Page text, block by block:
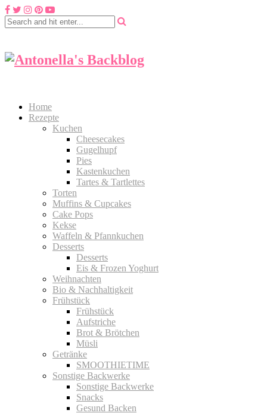
Home
Rezepte
Kuchen
Cheesecakes
Gugelhupf
Pies
Kastenkuchen
Tartes & Tartlettes
Torten
Muffins & Cupcakes
Cake Pops
Kekse
Waffeln & Pfannkuchen
Desserts
Desserts
Eis & Frozen Yoghurt
Weihnachten
Bio & Nachhaltigkeit
Frühstück
Frühstück
Aufstriche
Brot & Brötchen
Müsli
Getränke
SMOOTHIETIME
Sonstige Backwerke
Sonstige Backwerke
Snacks
Gesund Backen